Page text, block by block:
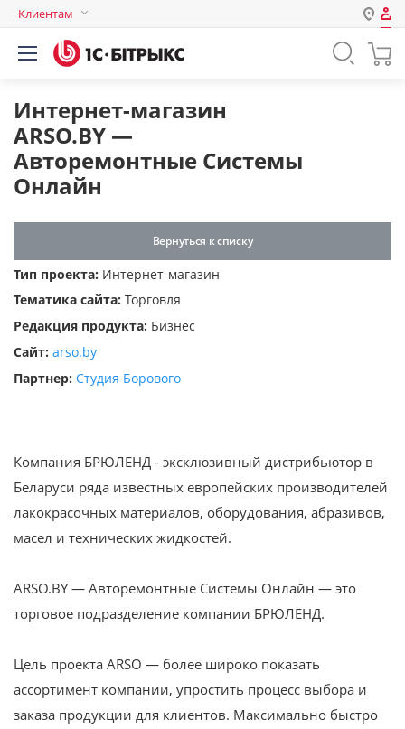
Клиентам
Авторизация
Запомнить меня на этом
компьютере
Забыли свой пароль?
Интернет-магазин
ARSO.BY —
Авторемонтные Системы
Онлайн
Вернуться к списку
Тип проекта: Интернет-магазин
Тематика сайта: Торговля
Редакция продукта: Бизнес
Сайт: arso.by
Партнер: Студия Борового
Компания БРЮЛЕНД - эксклюзивный дистрибьютор в
Беларуси ряда известных европейских производителей
лакокрасочных материалов, оборудования, абразивов,
масел и технических жидкостей.
ARSO.BY — Авторемонтные Системы Онлайн — это
торговое подразделение компании БРЮЛЕНД.
Цель проекта ARSO — более широко показать
ассортимент компании, упростить процесс выбора и
заказа продукции для клиентов. Максимально быстро